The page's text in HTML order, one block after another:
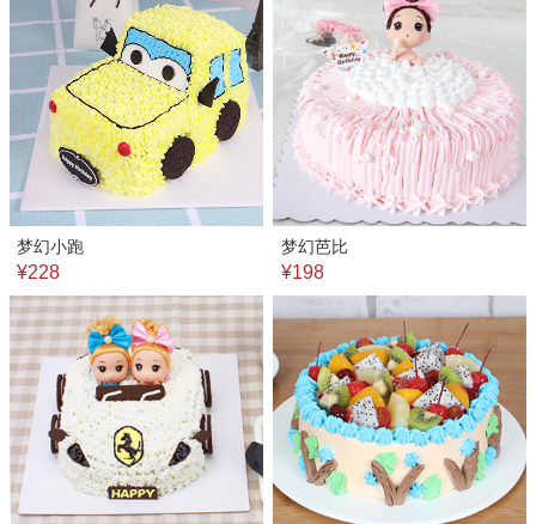
梦幻小跑
¥228
梦幻芭比
¥198